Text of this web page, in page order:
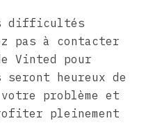
difficultés
pas à contacter
Vinted pour
heureux de
problème et
pleinement